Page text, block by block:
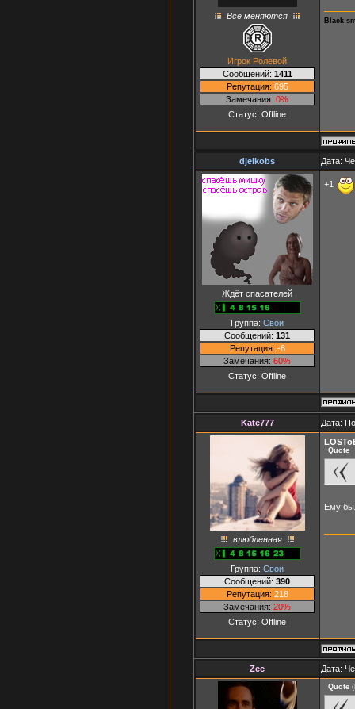
Все меняются
Игрок Ролевой
Сообщений: 1411
Репутация: 695
Замечания: 0%
Статус: Offline
Black
djeikobs Дата:
Ждёт спасателей
Группа: Свои
Сообщений: 131
Репутация: -6
Замечания: 60%
Статус: Offline
+1
Kate777 Дата:
влюбленная
Группа: Свои
Сообщений: 390
Репутация: 218
Замечания: 20%
Статус: Offline
Quote
Ему
Zec Дата:
Quote (